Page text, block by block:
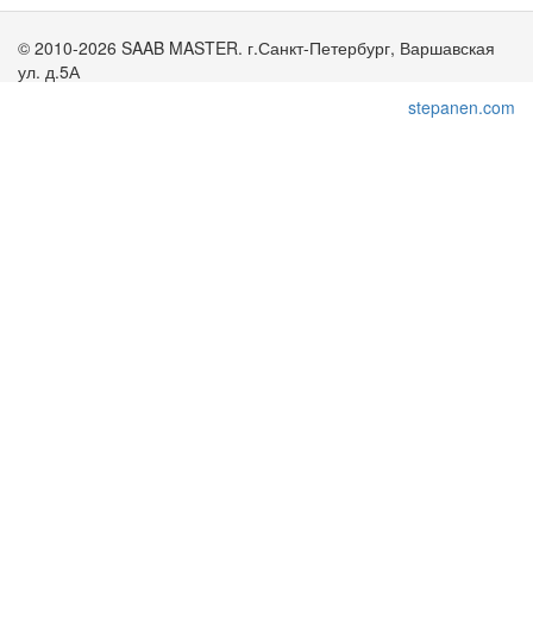
© 2010-2026 SAAB MASTER. г.Санкт-Петербург, Варшавская
ул. д.5А
stepanen.com